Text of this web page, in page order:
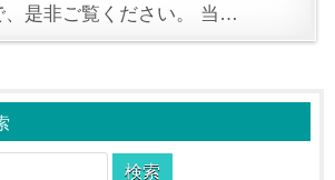
、是非ご覧ください。 当…